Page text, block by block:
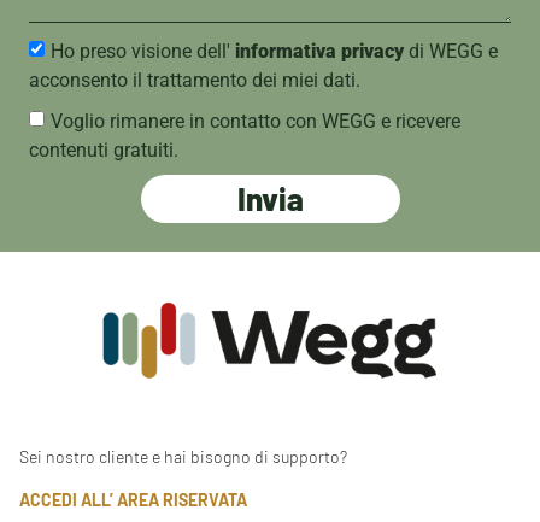
Ho preso visione dell' informativa privacy di WEGG e
acconsento il trattamento dei miei dati.
Voglio rimanere in contatto con WEGG e ricevere
contenuti gratuiti.
Invia
Sei nostro cliente e hai bisogno di supporto?
ACCEDI ALL’ AREA RISERVATA